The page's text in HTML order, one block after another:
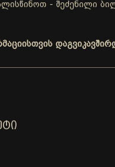
- შეძენილი